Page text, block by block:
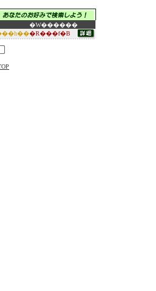
�W������
�R���f�B